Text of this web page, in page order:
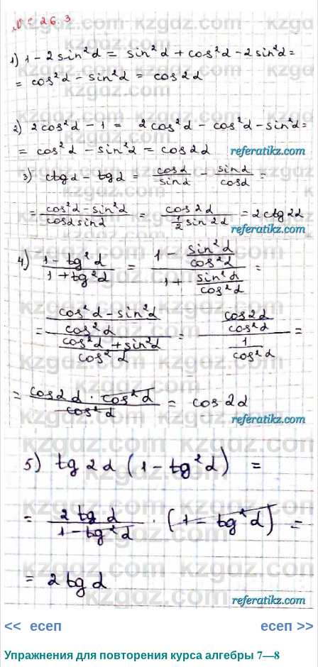
<< есеп есеп >>
Упражнения для повторения курса алгебры 7—8